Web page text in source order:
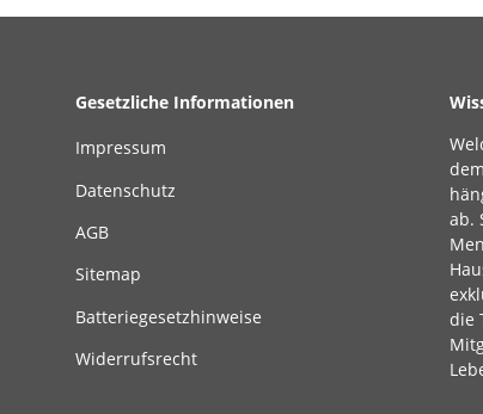
Gesetzliche Informationen
Impressum
Datenschutz
AGB
Sitemap
Batteriegesetzhinweise
Widerrufsrecht
ab.
die